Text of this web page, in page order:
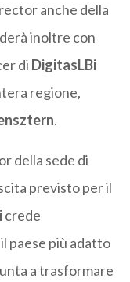
anche della
inoltre con
di DigitasLBi
regione,
.
della sede di
previsto per il
crede
paese più adatto
a trasformare